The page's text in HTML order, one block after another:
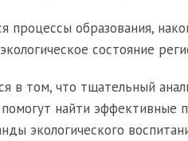
процессы образования,
состояние
в том, что тщательный
найти эффективные
экологического